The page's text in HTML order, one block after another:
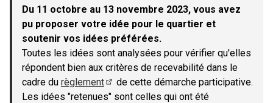
−
Du 11 octobre au 13 novembre 2023, vous avez
pu proposer votre idée pour le quartier et
soutenir vos idées préférées.
Toutes les idées sont analysées pour vérifier qu'elles
répondent bien aux critères de recevabilité dans le
cadre du règlement
(Lien externe)
de cette démarche participative.
Les idées "retenues" sont celles qui ont été